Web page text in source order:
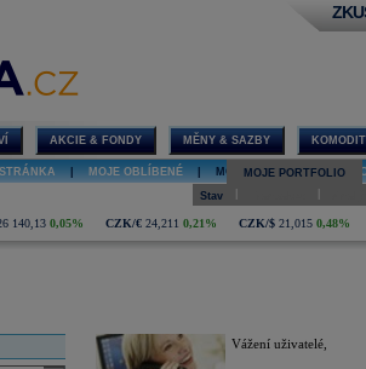
AKCIE & FONDY MĚNY & SAZBY
MOJE OBLÍBENÉ MOJE PORTFOLIO |
MOJE PORTFOLIO
Stav
140,13 0,05% CZK/€ 24,211 0,21% CZK/$ 21,015 0,48%
Vážení uživatelé,